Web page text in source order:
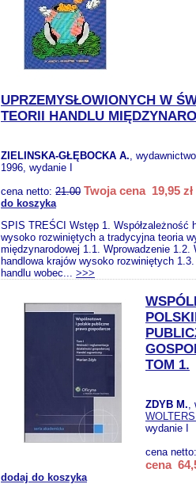
UPRZEMYSŁOWIONYCH W
TEORII HANDLU
ZIELINSKA-GŁĘBOCKA A.,
1996, wydanie I
cena netto: 21.00 Twoja cena 19,95 zł
do koszyka
SPIS TREŚCI Wstęp 1. Współzależność
wysoko rozwiniętych a tradycyjna teoria
międzynarodowej 1.1. Wprowadzenie 1.2.
handlowa krajów wysoko rozwiniętych
handlu wobec... >>>
TOM 1.
ZDYB M.,
wydanie I
cena
cena
dodaj do koszyka